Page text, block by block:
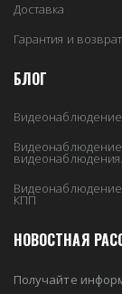
Доставка
Гарантия и возврат
БЛОГ
видеонаблюдения.
Видеонаблюдение
КПП
НОВОСТНАЯ
Получайте